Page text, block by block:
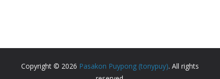
Copyright © 2026 Pasakon Puypong (tonypuy). All rights